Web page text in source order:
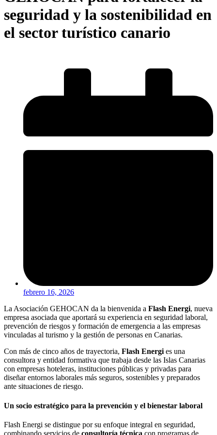
seguridad y la sostenibilidad en
el sector turístico canario
febrero 16, 2026
La Asociación GEHOCAN da la bienvenida a Flash Energi, nueva
empresa asociada que aportará su experiencia en seguridad laboral,
prevención de riesgos y formación de emergencia a las empresas
vinculadas al turismo y la gestión de personas en Canarias.
Con más de cinco años de trayectoria, Flash Energi es una
consultora y entidad formativa que trabaja desde las Islas Canarias
con empresas hoteleras, instituciones públicas y privadas para
diseñar entornos laborales más seguros, sostenibles y preparados
ante situaciones de riesgo.
Un socio estratégico para la prevención y el bienestar laboral
Flash Energi se distingue por su enfoque integral en seguridad,
combinando servicios de consultoría técnica con programas de